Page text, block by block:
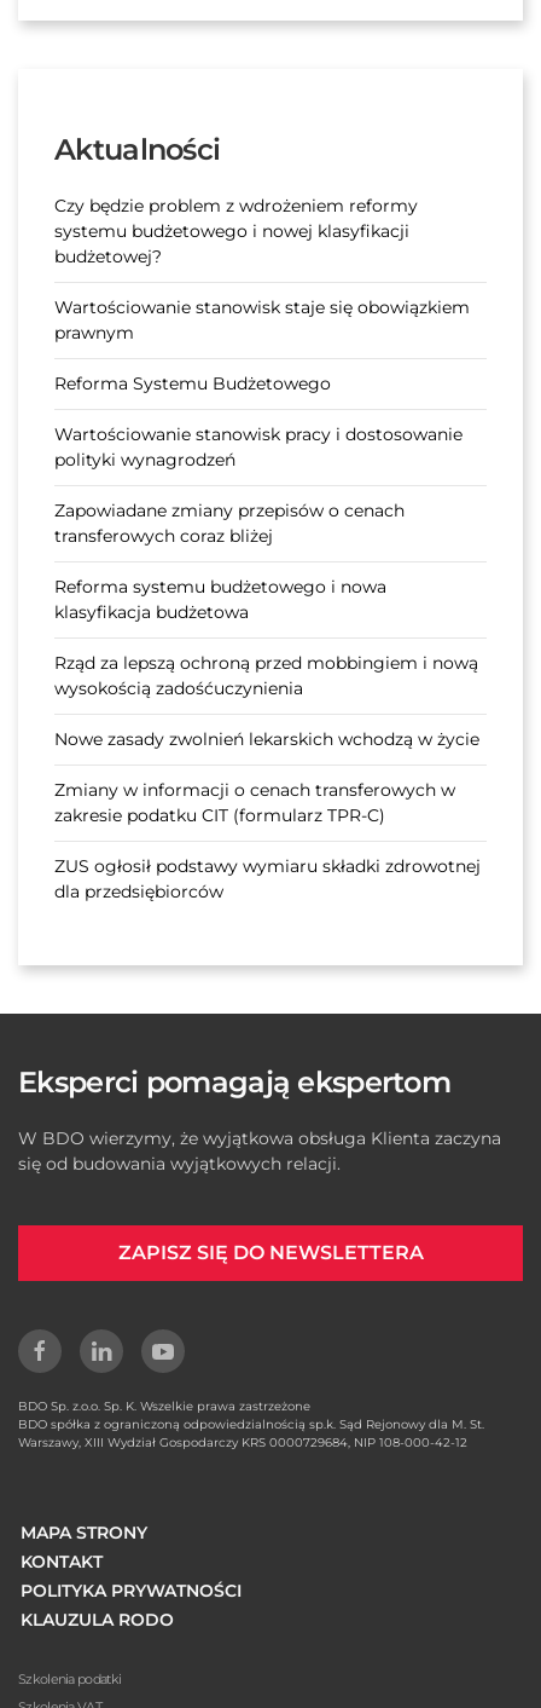
Aktualności
Czy będzie problem z wdrożeniem reformy
systemu budżetowego i nowej klasyfikacji
budżetowej?
Wartościowanie stanowisk staje się obowiązkiem
prawnym
Reforma Systemu Budżetowego
Wartościowanie stanowisk pracy i dostosowanie
polityki wynagrodzeń
Zapowiadane zmiany przepisów o cenach
transferowych coraz bliżej
Reforma systemu budżetowego i nowa
klasyfikacja budżetowa
Rząd za lepszą ochroną przed mobbingiem i nową
wysokością zadośćuczynienia
Nowe zasady zwolnień lekarskich wchodzą w życie
Zmiany w informacji o cenach transferowych w
zakresie podatku CIT (formularz TPR-C)
ZUS ogłosił podstawy wymiaru składki zdrowotnej
dla przedsiębiorców
Eksperci pomagają ekspertom
W BDO wierzymy, że wyjątkowa obsługa Klienta zaczyna
się od budowania wyjątkowych relacji.
ZAPISZ SIĘ DO NEWSLETTERA
BDO Sp. z.o.o. Sp. K. Wszelkie prawa zastrzeżone
BDO spółka z ograniczoną odpowiedzialnością sp.k. Sąd Rejonowy dla M. St.
Warszawy, XIII Wydział Gospodarczy KRS 0000729684, NIP 108-000-42-12
MAPA STRONY
KONTAKT
POLITYKA PRYWATNOŚCI
KLAUZULA RODO
Szkolenia podatki